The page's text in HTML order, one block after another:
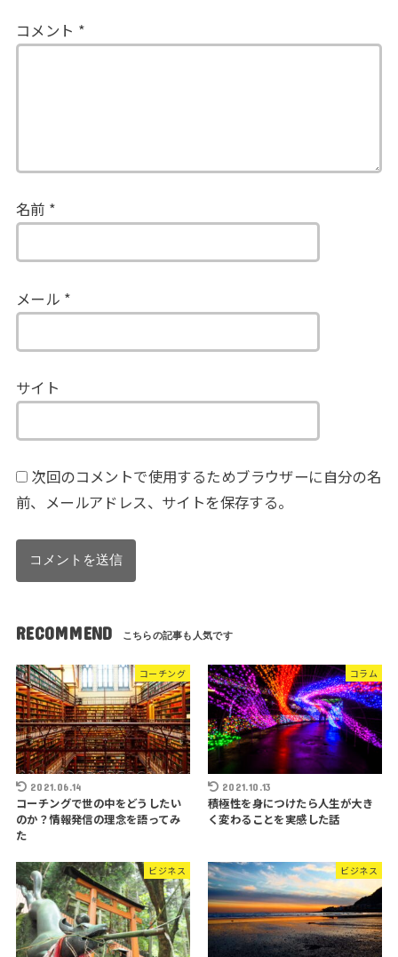
コメント *
名前 *
メール *
サイト
次回のコメントで使用するためブラウザーに自分の名
前、メールアドレス、サイトを保存する。
RECOMMEND
コーチング
2021.06.14
コーチングで世の中をどうしたい
のか？情報発信の理念を語ってみ
た
コラム
2021.10.13
積極性を身につけたら人生が大き
く変わることを実感した話
ビジネス ビジネス